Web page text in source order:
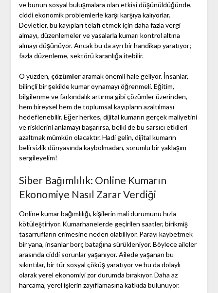
ve bunun sosyal buluşmalara olan etkisi düşünüldüğünde,
ciddi ekonomik problemlerle karşı karşıya kalıyorlar.
Devletler, bu kayıpları telafi etmek için daha fazla vergi
almayı, düzenlemeler ve yasalarla kumarı kontrol altına
almayı düşünüyor. Ancak bu da ayrı bir handikap yaratıyor;
fazla düzenleme, sektörü karanlığa itebilir.
O yüzden, çözümleraramak önemli hale geliyor. İnsanlar,
bilinçli bir şekilde kumar oynamayı öğrenmeli. Eğitim,
bilgilenme ve farkındalık artırma gibi çözümler üzerinden,
hem bireysel hem de toplumsal kayıpların azaltılması
hedeflenebilir. Eğer herkes, dijital kumarın gerçek maliyetini
ve risklerini anlamayı başarırsa, belki de bu sarsıcı etkileri
azaltmak mümkün olacaktır. Hadi gelin, dijital kumarın
belirsizlik dünyasında kaybolmadan, sorumlu bir yaklaşım
sergileyelim!
Siber Bağımlılık: Online Kumarın
Ekonomiye Nasıl Zarar Verdiği
Online kumar bağımlılığı, kişilerin mali durumunu hızla
kötüleştiriyor. Kumarhanelerde geçirilen saatler, birikmiş
tasarrufların erimesine neden olabiliyor. Parayı kaybetmek
bir yana, insanlar borç batağına sürükleniyor. Böylece aileler
arasında ciddi sorunlar yaşanıyor. Ailede yaşanan bu
sıkıntılar, bir tür sosyal çöküş yaratıyor ve bu da dolaylı
olarak yerel ekonomiyi zor durumda bırakıyor. Daha az
harcama, yerel işlerin zayıflamasına katkıda bulunuyor.